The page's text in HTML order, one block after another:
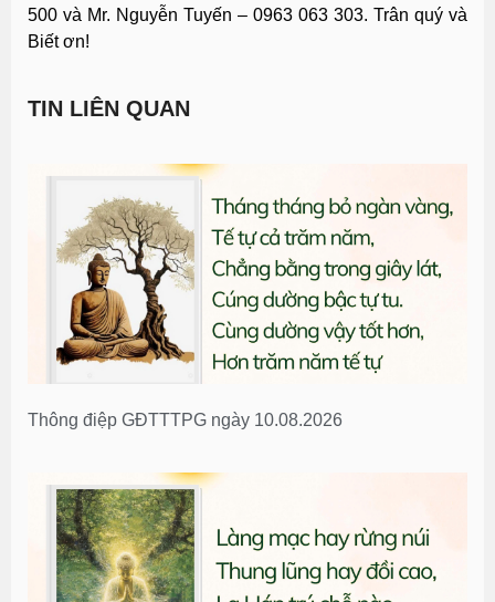
500 và Mr. Nguyễn Tuyến – 0963 063 303. Trân quý và
Biết ơn!
TIN LIÊN QUAN
Thông điệp GĐTTTPG ngày 10.08.2026